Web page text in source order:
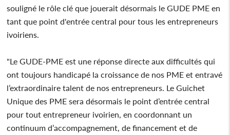
souligné le rôle clé que jouerait désormais le GUDE PME en
tant que point d'entrée central pour tous les entrepreneurs
ivoiriens.
"Le GUDE-PME est une réponse directe aux difficultés qui
ont toujours handicapé la croissance de nos PME et entravé
l’extraordinaire talent de nos entrepreneurs. Le Guichet
Unique des PME sera désormais le point d’entrée central
pour tout entrepreneur ivoirien, en coordonnant un
continuum d’accompagnement, de financement et de